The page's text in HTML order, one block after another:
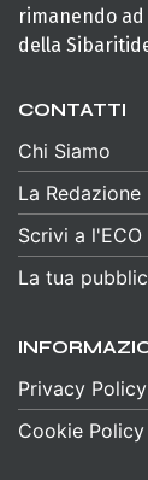
rimanendo
della
CONTATTI
Chi Siamo
La Redazione
Scrivi a l'ECO
La tua
Privacy Policy
Cookie Policy